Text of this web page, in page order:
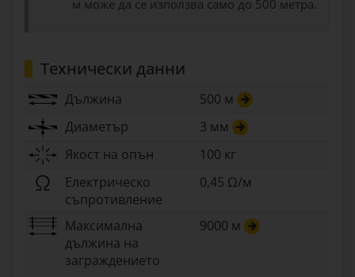
м може да се използва само до 500 метра.
Технически данни
Дължина
500 м
Диаметър
3 мм
Якост на опън
100 кг
Електрическо
съпротивление
0,45 Ω/м
Максимална
дължина на
заграждението
9000 м